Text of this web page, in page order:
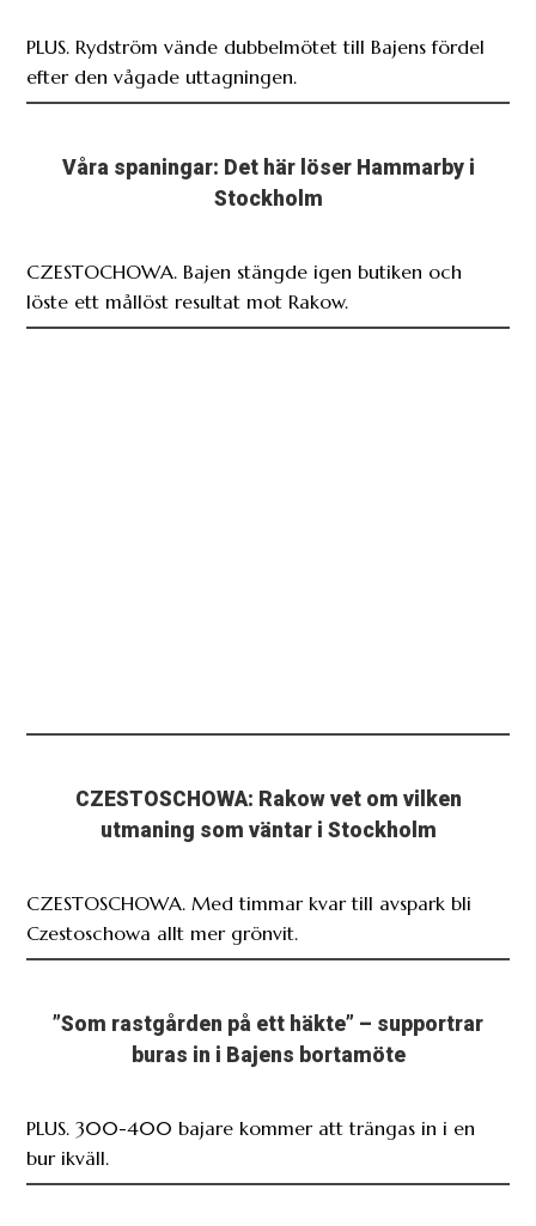
PLUS. Rydström vände dubbelmötet till Bajens fördel
efter den vågade uttagningen.
Våra spaningar: Det här löser Hammarby i
Stockholm
CZESTOCHOWA. Bajen stängde igen butiken och
löste ett mållöst resultat mot Rakow.
CZESTOSCHOWA: Rakow vet om vilken
utmaning som väntar i Stockholm
CZESTOSCHOWA. Med timmar kvar till avspark bli
Czestoschowa allt mer grönvit.
”Som rastgården på ett häkte” – supportrar
buras in i Bajens bortamöte
PLUS. 300-400 bajare kommer att trängas in i en
bur ikväll.